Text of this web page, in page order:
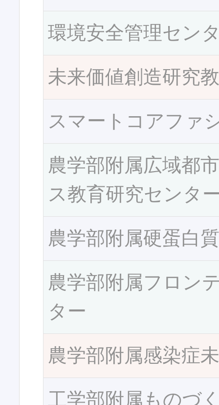
環境安全管理セン
未来価値創造研究
スマートコアファ
農学部附属広域都
ス教育研究センタ
農学部附属硬蛋白
農学部附属フロン
ター
農学部附属感染症
工学部附属ものづ